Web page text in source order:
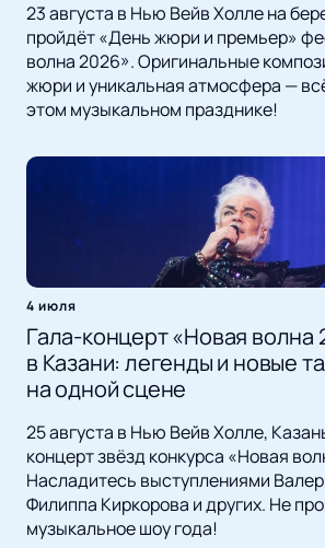
23 августа в Нью Вейв Холле на
пройдёт «День жюри и премьер»
волна 2026». Оригинальные
жюри и уникальная атмосфера —
этом музыкальном празднике!
4 июля
Гала-концерт «Новая волна
в Казани: легенды и новые
на одной сцене
25 августа в Нью Вейв Холле,
концерт звёзд конкурса «Новая
Насладитесь выступлениями
Филиппа Киркорова и других. Не
музыкальное шоу года!